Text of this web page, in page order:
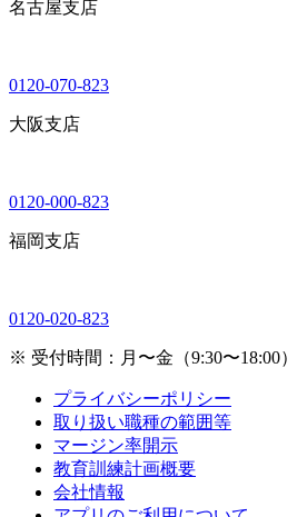
名古屋支店
0120-070-823
大阪支店
0120-000-823
福岡支店
0120-020-823
※ 受付時間：月〜金（9:30〜18:00）
プライバシーポリシー
取り扱い職種の範囲等
マージン率開示
教育訓練計画概要
会社情報